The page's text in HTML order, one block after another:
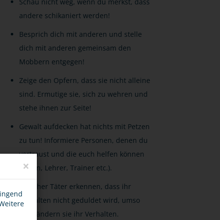
andere schikaniert werden!
Besprich dich mit anderen und stelle
dich mit anderen gemeinsam den
Mobbern entgegen!
Zeige den Opfern, dass sie nicht alleine
sind. Ermutige sie, sich zu wehren und
stehe ihnen zur Seite!
Gewalt aufdecken hat nichts mit Petzen
zu tun! Informiere Personen, denen du
vertraust und die euch helfen können
(Eltern, Lehrer, Trainer etc.).
Je früher Täter erkennen, dass ihr
Verhalten nicht geduldet wird, umso
eher ändern sie ihr Verhalten.
×